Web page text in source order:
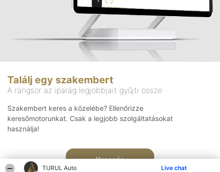
TURUL Auto Live chat
Találj egy szakembert
A rangsor az iparág legjobbjait gyűjti össze
Szakembert keres a közelébe? Ellenőrizze
keresőmotorunkat. Csak a legjobb szolgáltatásokat
használja!
Keresés